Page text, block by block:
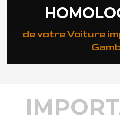
de votre Voiture